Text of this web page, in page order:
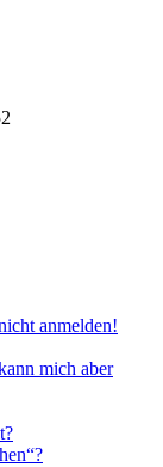
anmelden!
mich aber